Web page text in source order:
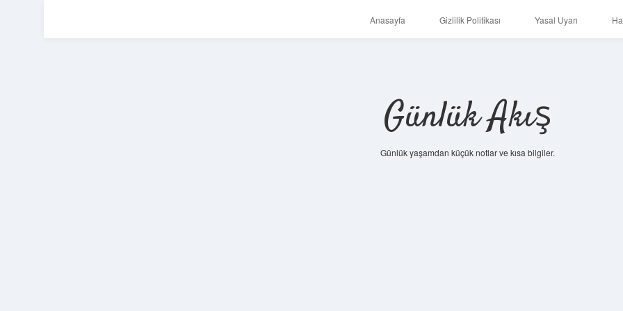
Anasayfa Gizlilik Politikası Yasal Uyarı
Günlük Akış
Günlük yaşamdan küçük notlar ve kısa bilgiler.